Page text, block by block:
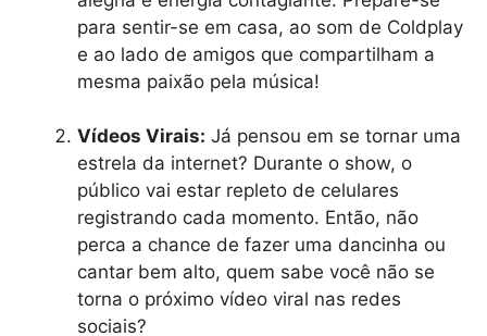
para sentir-se em casa, ao som de Coldplay
e ao lado de amigos que compartilham a
mesma paixão pela música!
Vídeos Virais: Já pensou em se tornar uma
estrela da internet? Durante o show, o
público vai estar repleto de celulares
registrando cada momento. Então, não
perca a chance de fazer uma dancinha ou
cantar bem alto, quem sabe você não se
torna o próximo vídeo viral nas redes
sociais?